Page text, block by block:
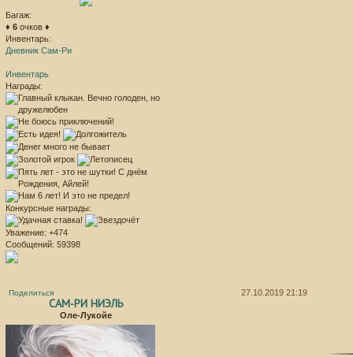
Багаж:
♦ 6 очков ♦
Инвентарь:
Дневник Сам-Ри
Инвентарь
Награды:
Конкурсные награды:
Уважение: +474
Сообщений: 59398
Поделиться 27.10.2019 21:19
САМ-РИ НИЭЛЬ
Оле-Лукойе